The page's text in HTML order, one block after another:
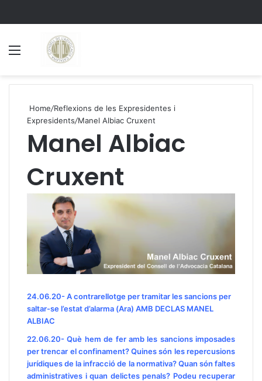
Home/Reflexions de les Expresidentes i
Expresidents/Manel Albiac Cruxent
Manel Albiac
Cruxent
24.06.20- A contrarellotge per tramitar les sancions per
saltar-se l’estat d’alarma (Ara) AMB DECLAS MANEL
ALBIAC
22.06.20- Què hem de fer amb les sancions imposades
per trencar el confinament? Quines són les repercusions
jurídiques de la infracció de la normativa? Quan són faltes
administratives i quan delictes penals? Podeu recuperar